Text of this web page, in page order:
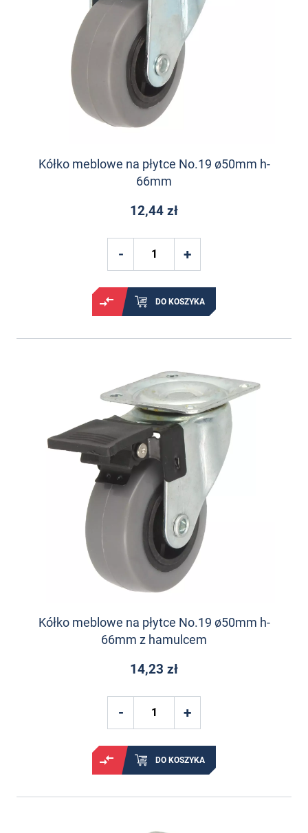
Kółko meblowe na płytce No.19 ø50mm h-
66mm
12,44 zł
DO KOSZYKA
Kółko meblowe na płytce No.19 ø50mm h-
66mm z hamulcem
14,23 zł
DO KOSZYKA